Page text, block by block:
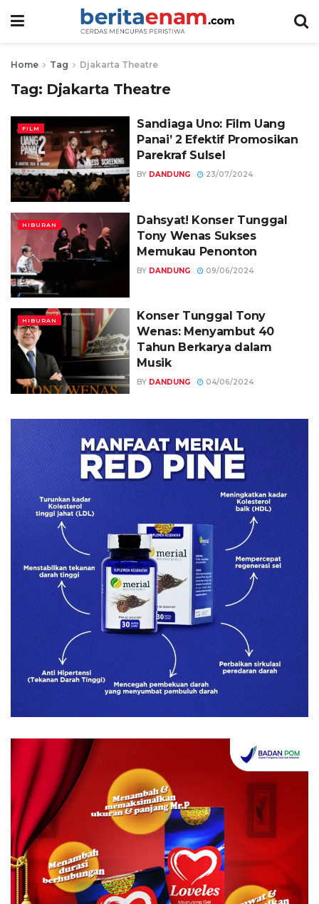
Home Tag Djakarta Theatre
Tag: Djakarta Theatre
FILM
Sandiaga Uno: Film Uang
Panai’ 2 Efektif Promosikan
Parekraf Sulsel
BY DANDUNG 23/07/2024
HIBURAN
Dahsyat! Konser Tunggal
Tony Wenas Sukses
Memukau Penonton
BY DANDUNG 09/06/2024
HIBURAN
Konser Tunggal Tony
Wenas: Menyambut 40
Tahun Berkarya dalam
Musik
BY DANDUNG 04/06/2024